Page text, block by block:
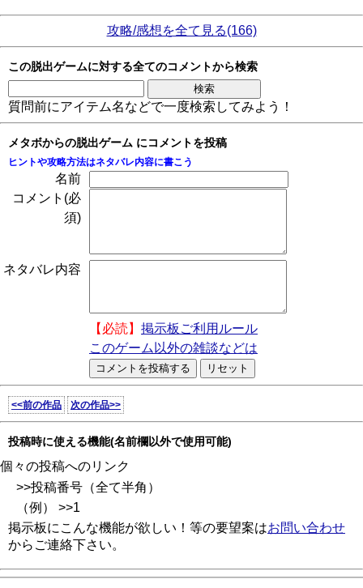
攻略/感想を全て見る(166)
この脱出ゲームに対する全てのコメントから検索
質問前にアイテム名などで一度検索してみよう！
メタボからの脱出ゲーム にコメントを投稿
ヒントや攻略方法はネタバレ内容に書こう
名前
コメント(必
須)
ネタバレ内容
【必読】 掲示板ご利用ルール
このゲーム以外の雑談などは
<<前の作品 次の作品>>
投稿時に使える機能(名前欄以外で使用可能)
個々の投稿へのリンク
>>投稿番号（全て半角）
（例） >>1
掲示板にこんな機能が欲しい！等の要望案はお問い合わせ
からご連絡下さい。